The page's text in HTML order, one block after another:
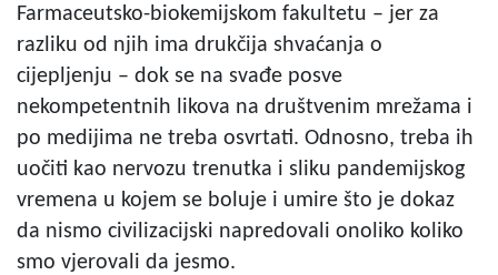
Farmaceutsko-biokemijskom fakultetu – jer za
razliku od njih ima drukčija shvaćanja o
cijepljenju – dok se na svađe posve
nekompetentnih likova na društvenim mrežama i
po medijima ne treba osvrtati. Odnosno, treba ih
uočiti kao nervozu trenutka i sliku pandemijskog
vremena u kojem se boluje i umire što je dokaz
da nismo civilizacijski napredovali onoliko koliko
smo vjerovali da jesmo.